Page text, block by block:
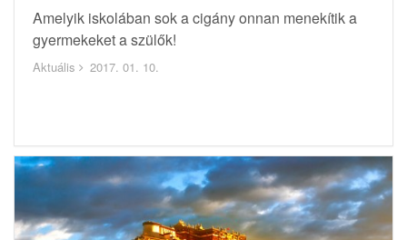
Amelyik iskolában sok a cigány onnan menekítik a
gyermekeket a szülők!
Aktuális 2017. 01. 10.